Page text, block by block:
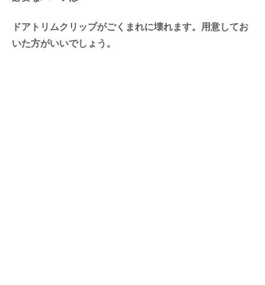
ドアトリムクリップがごくまれに壊れます。用意してお
いた方がいいでしょう。